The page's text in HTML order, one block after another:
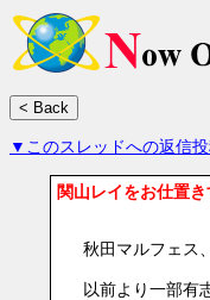
▼このスレッドへの返信
関山レイをお仕置
秋田マルフェス
以前より一部有